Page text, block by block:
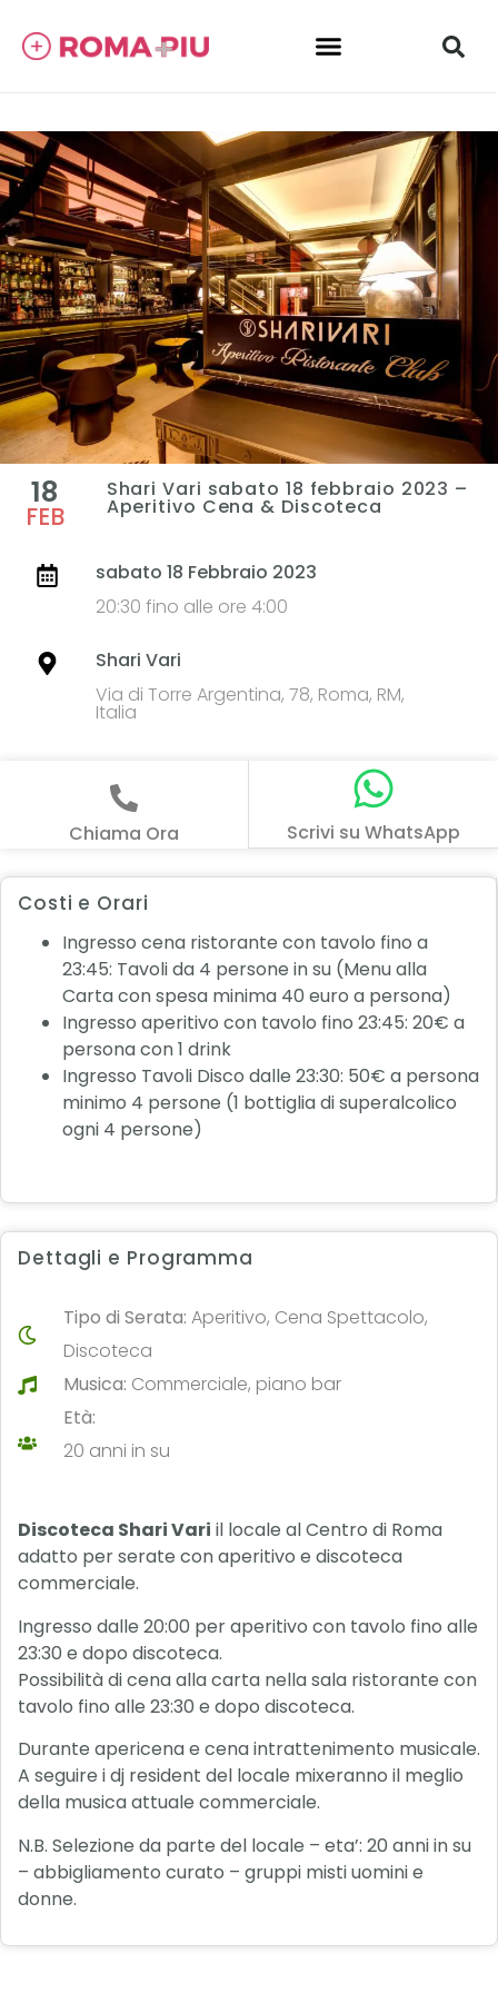
18
FEB
Shari Vari sabato 18 febbraio 2023 –
Aperitivo Cena & Discoteca
sabato 18 Febbraio 2023
20:30 fino alle ore 4:00
Shari Vari
Via di Torre Argentina, 78, Roma, RM,
Italia
Chiama Ora Scrivi su WhatsApp
Costi e Orari
Ingresso cena ristorante con tavolo fino a
23:45: Tavoli da 4 persone in su (Menu alla
Carta con spesa minima 40 euro a persona)
Ingresso aperitivo con tavolo fino 23:45: 20€ a
persona con 1 drink
Ingresso Tavoli Disco dalle 23:30: 50€ a persona
minimo 4 persone (1 bottiglia di superalcolico
ogni 4 persone)
Dettagli e Programma
Tipo di Serata:Aperitivo, Cena Spettacolo,
Discoteca
Musica: Commerciale, piano bar
Età:
20 anni in su
Discoteca Shari Vari il locale al Centro di Roma
adatto per serate con aperitivo e discoteca
commerciale.
Ingresso dalle 20:00 per aperitivo con tavolo fino alle
23:30 e dopo discoteca.
Possibilità di cena alla carta nella sala ristorante con
tavolo fino alle 23:30 e dopo discoteca.
Durante apericena e cena intrattenimento musicale.
A seguire i dj resident del locale mixeranno il meglio
della musica attuale commerciale.
N.B. Selezione da parte del locale – eta’: 20 anni in su
– abbigliamento curato – gruppi misti uomini e
donne.